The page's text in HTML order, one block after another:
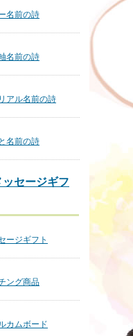
名前の詩
名前の詩
アル名前の詩
名前の詩
セージギフ
ージギフト
ング商品
カムボード